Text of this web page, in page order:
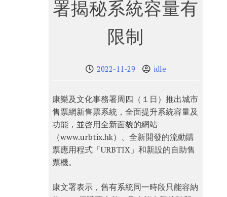
署揭秘系統容量有
限制
2022-11-29 idle
康樂及文化事務署周四（１日）推出城市
售票網新售票系統，全面提升系統容量及
功能，並啓用全新面貌的網站
（www.urbtix.hk）、全新開發的流動購
票應用程式「URBTIX」和新設的自助售
票機。
康文署表示，舊有系統同一時段只能容納